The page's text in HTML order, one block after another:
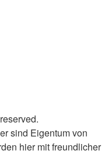
sind Eigentum von
hier mit freundlicher